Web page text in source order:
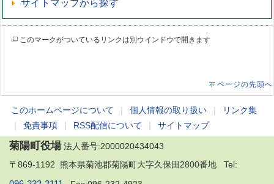
サイトマップから探す
このマークがついているリンクは別ウインドウで開きます
ページの先頭へ
このホームページについて 個人情報の取り扱い
リンク集
免責事項 RSS配信について サイトマップ
菊陽町役場法人番号:2000020434043
〒869-1192 熊本県菊池郡菊陽町大字久保田2800番地 Tel: